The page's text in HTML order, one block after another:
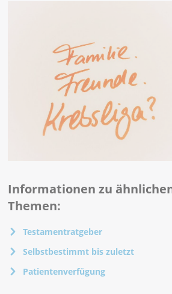
Informationen zu
Themen:
Testamentratgeber
Selbstbestimmt bis zuletzt
Patientenverfügung